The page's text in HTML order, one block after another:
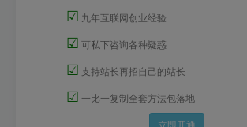
☑ 九年互联网创业经验
☑ 可私下咨询各种疑惑
☑ 支持站长再招自己的站长
☑ 一比一复制全套方法包落地